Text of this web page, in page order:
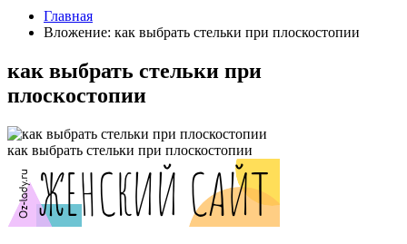
Главная
Вложение: как выбрать стельки при плоскостопии
как выбрать стельки при
плоскостопии
как выбрать стельки при плоскостопии